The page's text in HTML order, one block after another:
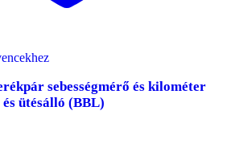
sebességmérő és kilométer
ütésálló (BBL)